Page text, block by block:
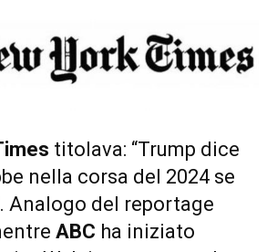
titolava: “Trump dice
nella corsa del 2024 se
Analogo del reportage
ABC ha iniziato